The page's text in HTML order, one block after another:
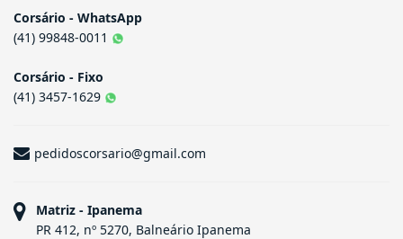
Corsário - WhatsApp
(41) 99848-0011
Corsário - Fixo
(41) 3457-1629
pedidoscorsario@gmail.com
Matriz - Ipanema
PR 412, nº 5270, Balneário Ipanema